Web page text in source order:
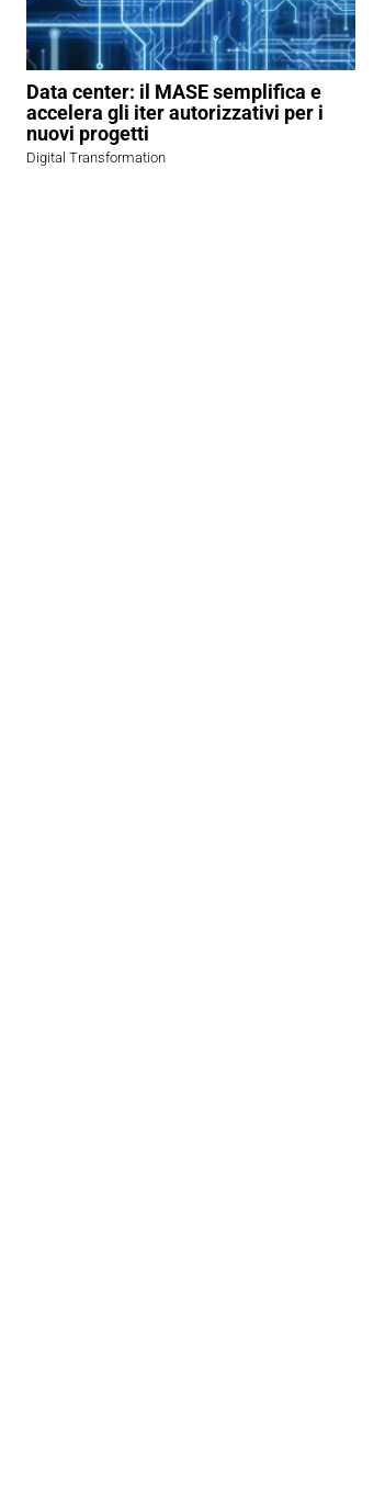
Data center: il MASE semplifica e
accelera gli iter autorizzativi per i
nuovi progetti
Digital Transformation